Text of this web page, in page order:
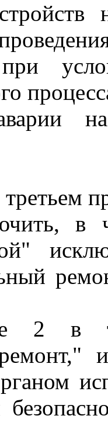
при
на
третьем
в
2 в